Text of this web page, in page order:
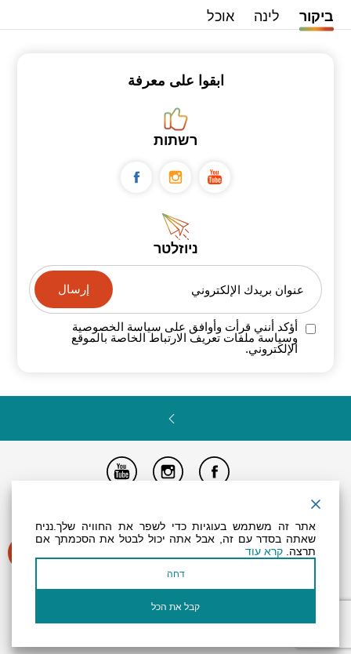
ביקור לינה אוכל
ابقوا على معرفة
רשתות
ניוזלטר
عنوان بريدك الإلكتروني
أؤكد أنني قرأت وأوافق على سياسة الخصوصية
وسياسة ملفات تعريف الارتباط الخاصة بالموقع
الإلكتروني.
جميع الحقوق محفوظة لـ "أرض (منطقة) البحر الميت ©
אתר זה משתמש בעוגיות כדי לשפר את החוויה שלך.נניח
שאתה בסדר עם זה, אבל אתה יכול לבטל את הסכמתך אם
תרצה. קרא עוד
דחה
קבל את הכל